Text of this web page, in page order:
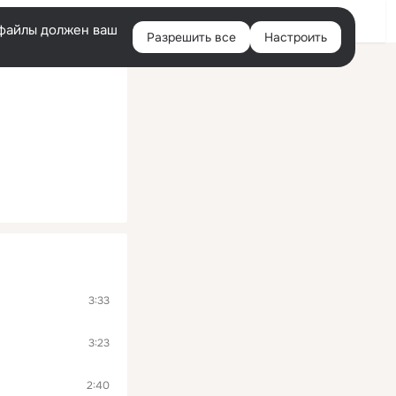
Войти
должен ваш
Разрешить все Настроить
3:33
3:23
2:40